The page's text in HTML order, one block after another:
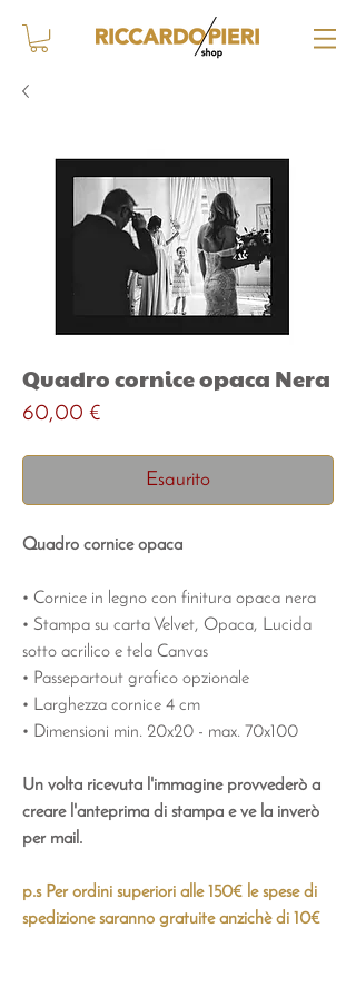
Quadro cornice opaca Nera
60,00 €
Esaurito
Quadro cornice opaca
• Cornice in legno con finitura opaca nera
• Stampa su carta Velvet, Opaca, Lucida
sotto acrilico e tela Canvas
• Passepartout grafico opzionale
• Larghezza cornice 4 cm
• Dimensioni min. 20x20 - max. 70x100
Un volta ricevuta l'immagine provvederò a
creare l'anteprima di stampa e ve la inverò
per mail.
p.s Per ordini superiori alle 150€ le spese di
spedizione saranno gratuite anzichè di 10€